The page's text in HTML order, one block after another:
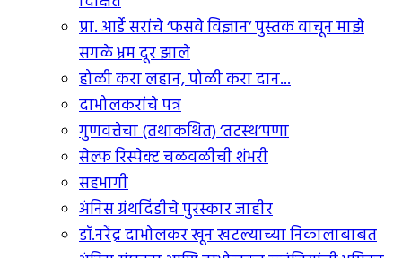
प्रा. आर्डे सरांचे ‘फसवे विज्ञान’ पुस्तक वाचून माझे
सगळे भ्रम दूर झाले
होळी करा लहान, पोळी करा दान...
दाभोलकरांचे पत्र
गुणवत्तेचा (तथाकथित) ‘तटस्थ’पणा
सेल्फ रिस्पेक्ट चळवळीची शंभरी
सहभागी
अंनिस ग्रंथदिंडीचे पुरस्कार जाहीर
डॉ.नरेंद्र दाभोलकर खून खटल्याच्या निकालाबाबत